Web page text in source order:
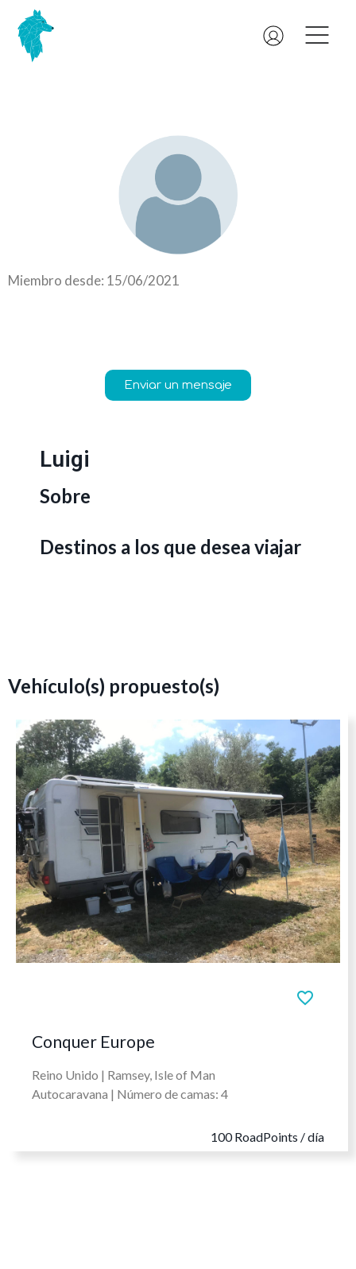
Miembro desde: 15/06/2021
Enviar un mensaje
Luigi
Sobre
Destinos a los que desea viajar
Vehículo(s) propuesto(s)
Conquer Europe
Reino Unido | Ramsey, Isle of Man
Autocaravana | Número de camas: 4
100 RoadPoints / día